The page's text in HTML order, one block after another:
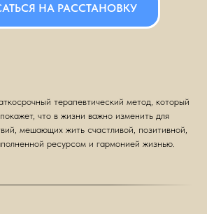
НА РАССТАНОВКУ
терапевтический метод, который
что в жизни важно изменить для
мешающих жить счастливой, позитивной,
ресурсом и гармонией жизнью.